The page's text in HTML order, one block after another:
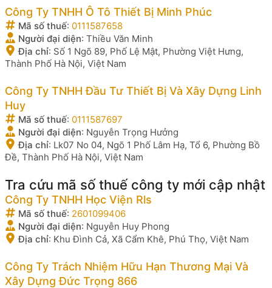
Công Ty TNHH Ô Tô Thiết Bị Minh Phúc
Mã số thuế: 0111587658
Người đại diện: Thiều Văn Minh
Địa chỉ: Số 1 Ngõ 89, Phố Lệ Mật, Phường Việt Hưng,
Thành Phố Hà Nội, Việt Nam
Công Ty TNHH Đầu Tư Thiết Bị Và Xây Dựng Linh
Huy
Mã số thuế: 0111587697
Người đại diện: Nguyễn Trọng Hưởng
Địa chỉ: Lk07 No 04, Ngõ 1 Phố Lâm Hạ, Tổ 6, Phường Bồ
Đề, Thành Phố Hà Nội, Việt Nam
Tra cứu mã số thuế công ty mới cập nhật
Công Ty TNHH Học Viện Rls
Mã số thuế: 2601099406
Người đại diện: Nguyễn Huy Phong
Địa chỉ: Khu Đình Cả, Xã Cẩm Khê, Phú Thọ, Việt Nam
Công Ty Trách Nhiệm Hữu Hạn Thương Mại Và
Xây Dựng Đức Trọng 866